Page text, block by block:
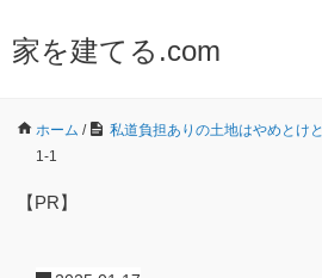
家を建てる.com
ホーム / 私道負担ありの土地はやめとけ
1-1
【PR】